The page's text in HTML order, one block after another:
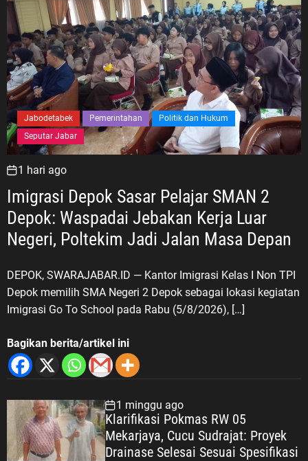
Jabodetabek Pemerintahan
Politik dan Hukum
Seputar Jabar
1 hari ago
Imigrasi Depok Sasar Pelajar SMAN 2
Depok: Waspadai Jebakan Kerja Luar
DEPOK, SWARAJABAR.ID — Kantor Imigrasi Kelas I Non TPI
Depok memilih SMA Negeri 2 Depok sebagai lokasi kegiatan
Imigrasi Go To School pada Rabu (5/8/2026), […]
Bagikan berita/artikel ini
1 minggu ago
Klarifikasi Pokmas RW 05
Mekarjaya, Cucu Sudrajat: Proyek
Drainase Selesai Sesuai Spesifikasi